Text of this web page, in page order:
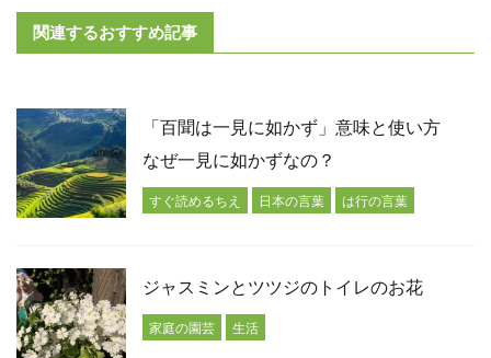
関連するおすすめ記事
「百聞は一見に如かず」意味と使い方
なぜ一見に如かずなの？
すぐ読めるちえ 日本の言葉 は行の言葉
ジャスミンとツツジのトイレのお花
家庭の園芸 生活